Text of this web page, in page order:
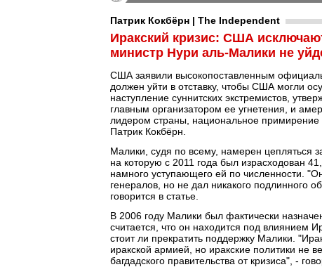
Патрик Кокбёрн | The Independent
Иракский кризис: США
министр Нури аль-Малики не
США заявили высокопоставленным
должен уйти в отставку, чтобы США могли
наступление суннитских экстремистов,
главным организатором ее угнетения, и
лидером страны, национальное
Патрик Кокбёрн.
Малики, судя по всему, намерен цепляться
на которую с 2011 года был израсходован
намного уступающего ей по численности.
генералов, но не дал никакого подлинного
говорится в статье.
В 2006 году Малики был фактически
считается, что он находится под влиянием
стоит ли прекратить поддержку Малики.
иракской армией, но иракские политики не
багдадского правительства от кризиса", -